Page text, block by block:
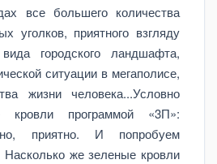
все большего количества
уголков, приятного взгляду
городского ландшафта,
ситуации в мегаполисе,
жизни человека...Условно
кровли программой «3П»:
приятно. И попробуем
Насколько же зеленые кровли